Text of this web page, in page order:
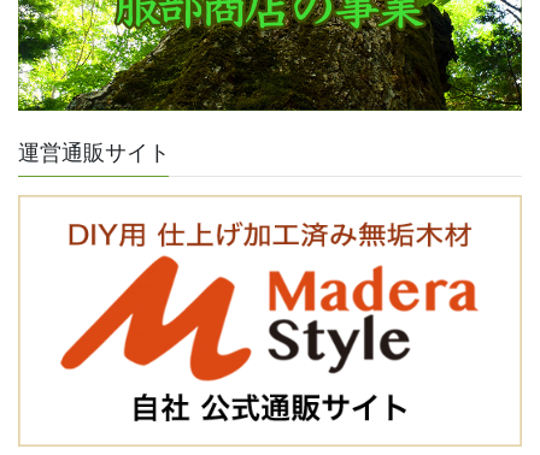
運営通販サイト